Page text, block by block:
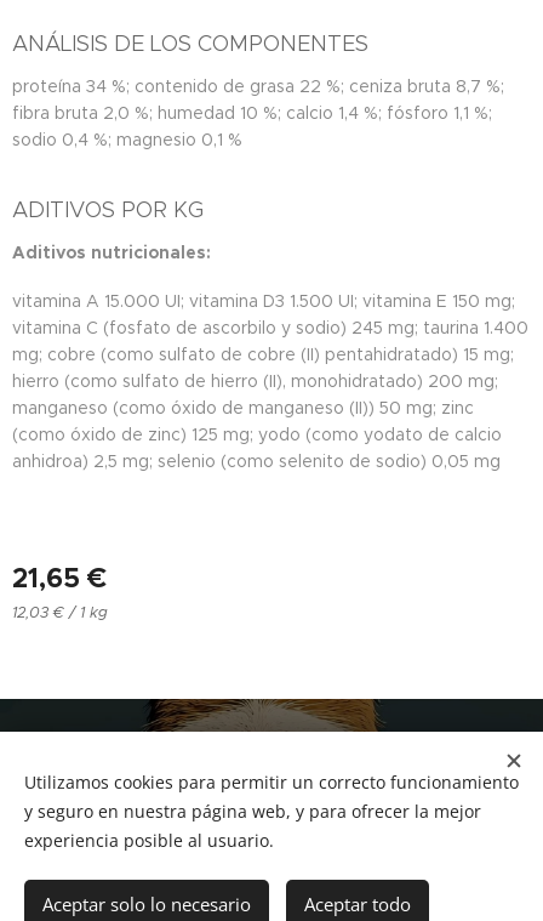
ANÁLISIS DE LOS COMPONENTES
proteína 34 %; contenido de grasa 22 %; ceniza bruta 8,7 %;
fibra bruta 2,0 %; humedad 10 %; calcio 1,4 %; fósforo 1,1 %;
sodio 0,4 %; magnesio 0,1 %
ADITIVOS POR KG
Aditivos nutricionales:
vitamina A 15.000 UI; vitamina D3 1.500 UI; vitamina E 150 mg;
vitamina C (fosfato de ascorbilo y sodio) 245 mg; taurina 1.400
mg; cobre (como sulfato de cobre (II) pentahidratado) 15 mg;
hierro (como sulfato de hierro (II), monohidratado) 200 mg;
manganeso (como óxido de manganeso (II)) 50 mg; zinc
(como óxido de zinc) 125 mg; yodo (como yodato de calcio
anhidroa) 2,5 mg; selenio (como selenito de sodio) 0,05 mg
21,65 €
12,03 € / 1 kg
Añadir a la cesta
Tf.666351543
Utilizamos cookies para permitir un correcto funcionamiento
y seguro en nuestra página web, y para ofrecer la mejor
experiencia posible al usuario.
Aceptar solo lo necesario Aceptar todo